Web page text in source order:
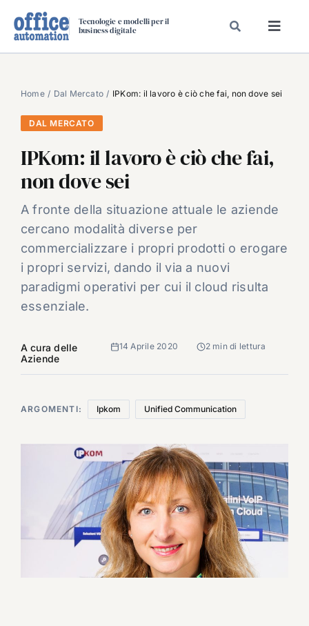
Tecnologie e modelli per il
business digitale
SPECIAL PAPER
TAVOLE ROTONDE DI REDAZIONE
CARRIERE
VIDEO
EVENTI
CHI SIAMO
Home Dal Mercato IPKom: il lavoro è ciò che fai, non dove sei
DAL MERCATO
IPKom: il lavoro è ciò che fai,
non dove sei
A fronte della situazione attuale le aziende
cercano modalità diverse per
commercializzare i propri prodotti o erogare
i propri servizi, dando il via a nuovi
paradigmi operativi per cui il cloud risulta
essenziale.
A cura delle
Aziende
14 Aprile 2020 2 min di lettura
ARGOMENTI: Ipkom Unified Communication